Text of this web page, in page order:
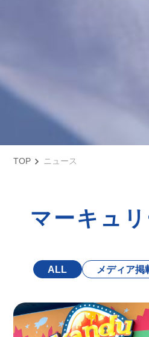
TOP ニュース
マーキュ
ALL メディア掲